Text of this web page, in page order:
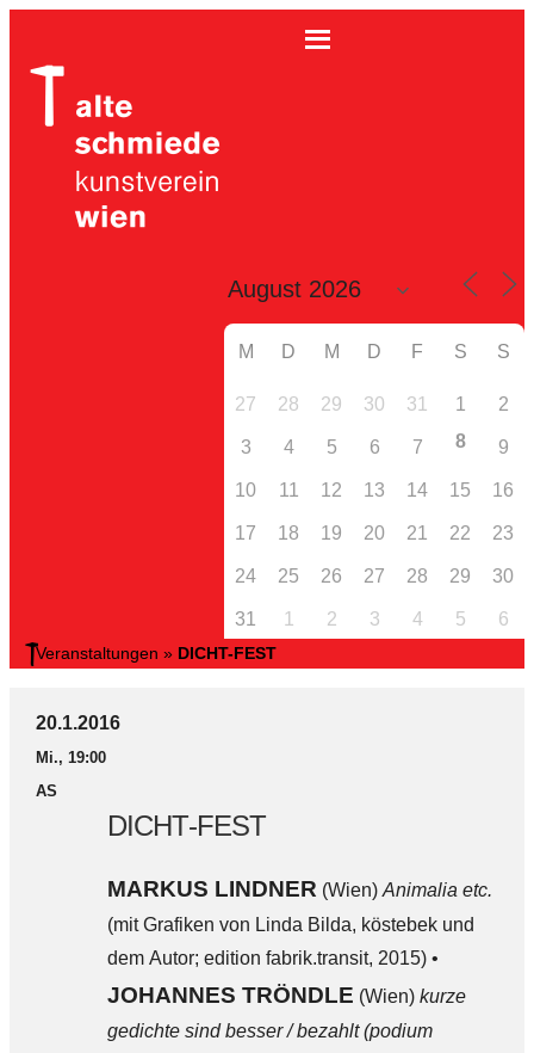
M D M D F S S
27 28 29 30 31 1 2
3 4 5 6 7 8 9
10 11 12 13 14 15 16
17 18 19 20 21 22 23
24 25 26 27 28 29 30
31 1 2 3 4 5 6
Veranstaltungen » DICHT-FEST
20.1.2016
Mi., 19:00
AS
DICHT-FEST
MARKUS LINDNER (Wien) Animalia etc.
(mit Grafiken von Linda Bilda, köstebek und
dem Autor; edition fabrik.transit, 2015) •
JOHANNES TRÖNDLE (Wien) kurze
gedichte sind besser / bezahlt (podium